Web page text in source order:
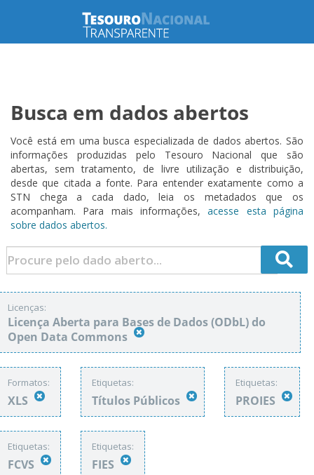
Busca em dados abertos
Você está em uma busca especializada de dados abertos. São
informações produzidas pelo Tesouro Nacional que são
abertas, sem tratamento, de livre utilização e distribuição,
desde que citada a fonte. Para entender exatamente como a
STN chega a cada dado, leia os metadados que os
acompanham. Para mais informações,acesse esta página
sobre dados abertos.
Licenças:
Licença Aberta para Bases de Dados (ODbL) do
Open Data Commons
Formatos:
XLS
Etiquetas:
Títulos Públicos
Etiquetas:
PROIES
Etiquetas:
FCVS
Etiquetas:
FIES